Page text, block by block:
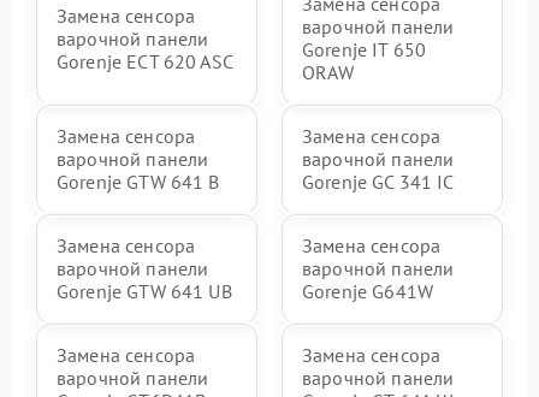
Замена сенсора
варочной панели
Gorenje ECT 620 ASC
варочной панели
Gorenje IT 650
ORAW
Замена сенсора
варочной панели
Gorenje GTW 641 B
Замена сенсора
варочной панели
Gorenje GC 341 IC
Замена сенсора
варочной панели
Gorenje GTW 641 UB
Замена сенсора
варочной панели
Gorenje G641W
Замена сенсора
варочной панели
Замена сенсора
варочной панели